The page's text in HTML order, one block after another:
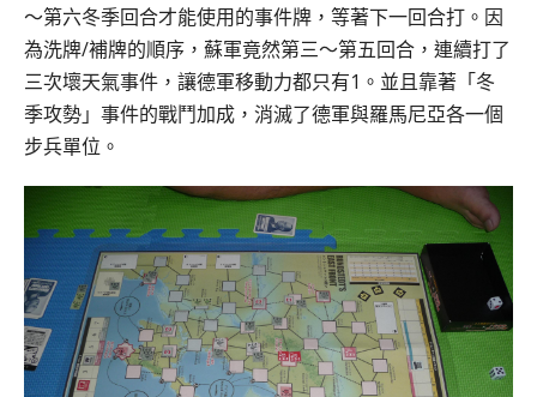
～第六冬季回合才能使用的事件牌，等著下一回合打。因
為洗牌/補牌的順序，蘇軍竟然第三～第五回合，連續打了
三次壞天氣事件，讓德軍移動力都只有1。並且靠著「冬
季攻勢」事件的戰鬥加成，消滅了德軍與羅馬尼亞各一個
步兵單位。